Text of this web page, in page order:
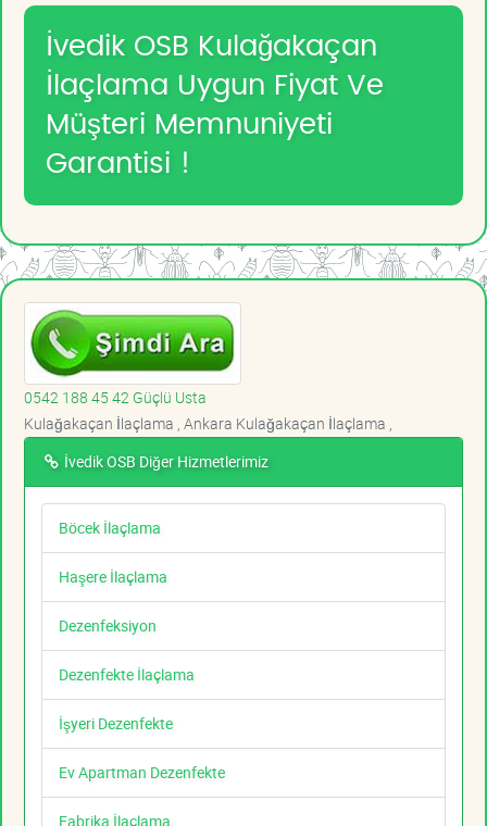
İvedik OSB Kulağakaçan
İlaçlama Uygun Fiyat Ve
Müşteri Memnuniyeti
Garantisi !
0542 188 45 42 Güçlü Usta
Kulağakaçan İlaçlama , Ankara Kulağakaçan İlaçlama ,
İvedik OSB Diğer Hizmetlerimiz
Böcek İlaçlama
Haşere İlaçlama
Dezenfeksiyon
Dezenfekte İlaçlama
İşyeri Dezenfekte
Ev Apartman Dezenfekte
Fabrika İlaçlama